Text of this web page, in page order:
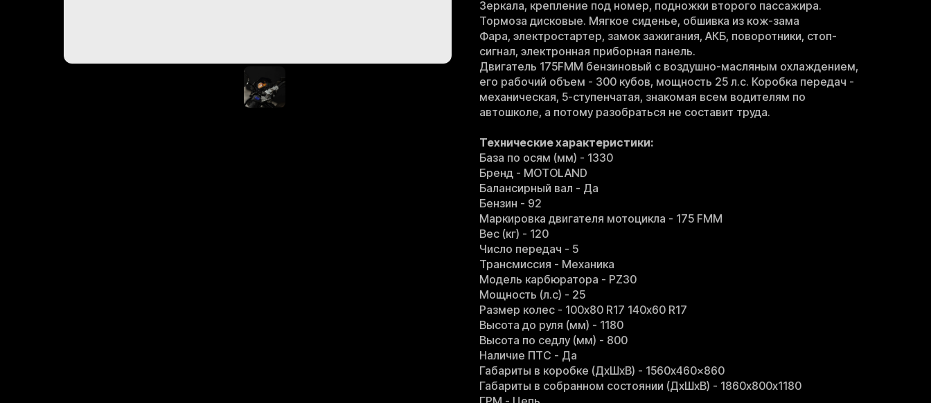
Зеркала, крепление под номер, подножки второго пассажира.
Тормоза дисковые. Мягкое сиденье, обшивка из кож-зама
Фара, электростартер, замок зажигания, АКБ, поворотники, стоп-
сигнал, электронная приборная панель.
Двигатель 175FMM бензиновый с воздушно-масляным охлаждением,
его рабочий объем - 300 кубов, мощность 25 л.с. Коробка передач -
механическая, 5-ступенчатая, знакомая всем водителям по
автошколе, а потому разобраться не составит труда.
Технические характеристики:
База по осям (мм) - 1330
Бренд - MOTOLAND
Балансирный вал - Да
Бензин - 92
Маркировка двигателя мотоцикла - 175 FMM
Вес (кг) - 120
Число передач - 5
Трансмиссия - Механика
Модель карбюратора - PZ30
Мощность (л.с) - 25
Размер колес - 100х80 R17 140х60 R17
Высота до руля (мм) - 1180
Высота по седлу (мм) - 800
Наличие ПТС - Да
Габариты в коробке (ДхШхВ) - 1560x460x860
Габариты в собранном состоянии (ДхШхВ) - 1860х800х1180